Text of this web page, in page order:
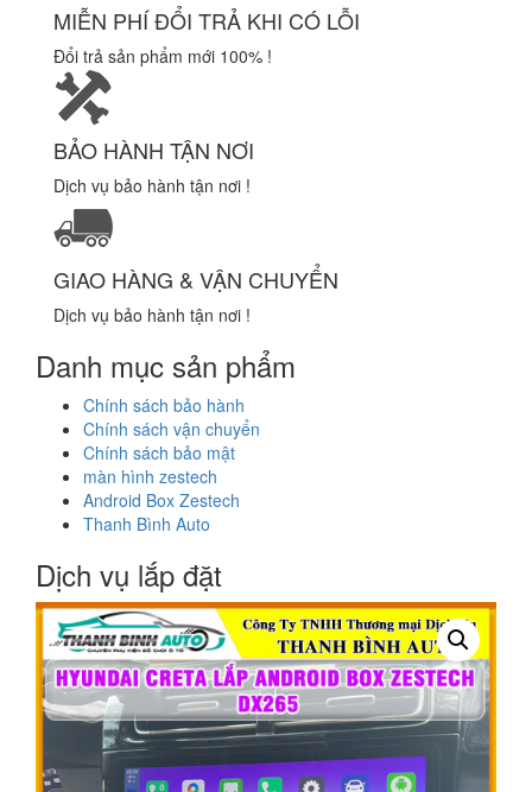
MIỄN PHÍ ĐỔI TRẢ KHI CÓ LỖI
Đổi trả sản phẩm mới 100% !
BẢO HÀNH TẬN NƠI
Dịch vụ bảo hành tận nơi !
GIAO HÀNG & VẬN CHUYỂN
Dịch vụ bảo hành tận nơi !
Danh mục sản phẩm
Chính sách bảo hành
Chính sách vận chuyển
Chính sách bảo mật
màn hình zestech
Android Box Zestech
Thanh Bình Auto
Dịch vụ lắp đặt